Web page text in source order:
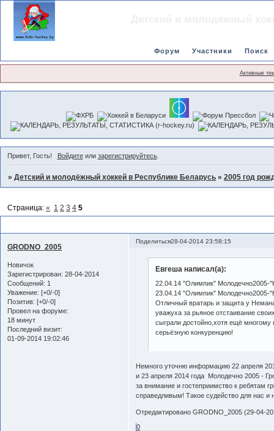
Форум Участники Поиск
Активные
Привет, Гость! Войдитеили зарегистрируйтесь.
»Детский и молодёжный хоккей в Республике Беларусь »2005 год
Страница:« 1 2 3 4 5
Поделиться28-04-2014 23:58:15
GRODNO_2005
Новичок
Зарегистрирован: 28-04-2014
Сообщений: 1
Уважение: [+0/-0]
Позитив: [+0/-0]
Провел на форуме:
18 минут
Последний визит:
01-09-2014 19:02:46
Евгеша написал(а):
22.04.14 "Олимпик" Молодечно2005-
23.04.14 "Олимпик" Молодечно2005-
Отличный вратарь и защита у
уважуха за рьяное отстаивание
сыграли достойно,хотя ещё многому
серьёзную конкуренцию!
Немного уточню информацию 22 апреля
и 23 апреля 2014 года Молодечно 2005 -
за внимание и гостеприимство к ребятам
справедливым! Такое судейство для нас
Отредактировано GRODNO_2005 (29-04-
0